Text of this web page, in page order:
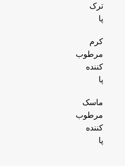
ترک
پا
کرم
مرطوب
کننده
پا
ماسک
مرطوب
کننده
پا